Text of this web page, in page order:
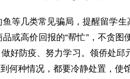
几类常见骗局，提醒留学生
或高价回报的“帮忙”，不贪
好防疫、努力学习。领侨处邱
种情况，都要冷静处置，使